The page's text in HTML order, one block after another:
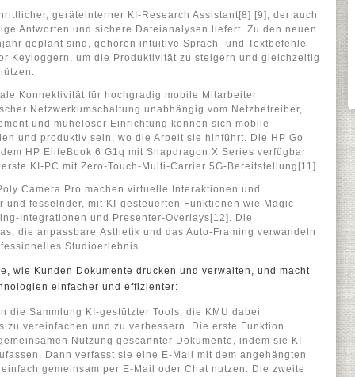
geräteinterner KI-Research Assistant[8] [9], der auch
Antworten und sichere Dateianalysen liefert. Zu den neuen
geplant sind, gehören intuitive Sprach- und Textbefehle
Keyloggern, um die Produktivität zu steigern und gleichzeitig
Konnektivität für hochgradig mobile Mitarbeiter
Netzwerkumschaltung unabhängig vom Netzbetreiber,
und müheloser Einrichtung können sich mobile
und produktiv sein, wo die Arbeit sie hinführt. Die HP Go
HP EliteBook 6 G1q mit Snapdragon X Series verfügbar
KI-PC mit Zero-Touch-Multi-Carrier 5G-Bereitstellung[11].
Camera Pro machen virtuelle Interaktionen und
und fesselnder, mit KI-gesteuerten Funktionen wie Magic
Integrationen und Presenter-Overlays[12]. Die
die anpassbare Ästhetik und das Auto-Framing verwandeln
Studioerlebnis.
wie Kunden Dokumente drucken und verwalten, und macht
einfacher und effizienter:
die Sammlung KI-gestützter Tools, die KMU dabei
zu vereinfachen und zu verbessern. Die erste Funktion
Nutzung gescannter Dokumente, indem sie KI
Dann verfasst sie eine E-Mail mit dem angehängten
gemeinsam per E-Mail oder Chat nutzen. Die zweite